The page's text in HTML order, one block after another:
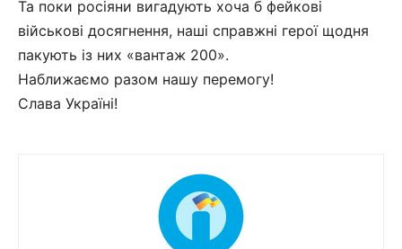
Та поки росіяни вигадують хоча б фейкові
військові досягнення, наші справжні герої щодня
пакують із них «вантаж 200».
Наближаємо разом нашу перемогу!
Слава Україні!